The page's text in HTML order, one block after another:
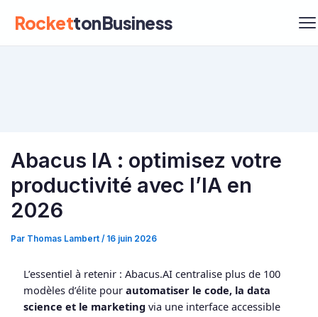
RockettonBusiness
Abacus IA : optimisez votre
productivité avec l’IA en
2026
Par Thomas Lambert / 16 juin 2026
L’essentiel à retenir : Abacus.AI centralise plus de 100
modèles d’élite pour automatiser le code, la data
science et le marketing via une interface accessible